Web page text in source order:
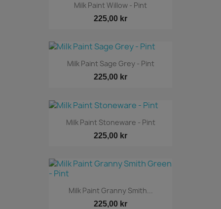
Milk Paint Willow - Pint
225,00 kr
Milk Paint Sage Grey - Pint
225,00 kr
Milk Paint Stoneware - Pint
225,00 kr
Milk Paint Granny Smith...
225,00 kr